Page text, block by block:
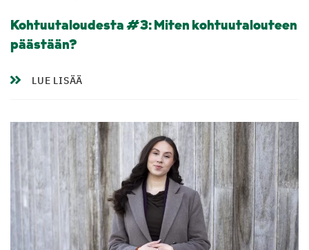
Kohtuutaloudesta #3: Miten kohtuutalouteen
päästään?
LUE LISÄÄ